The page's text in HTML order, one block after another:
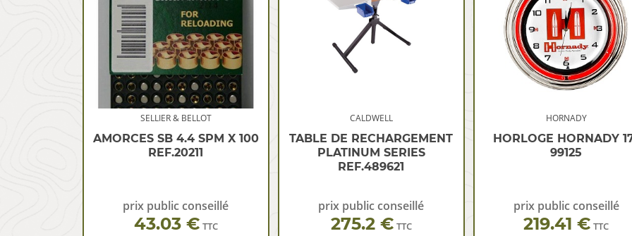
SELLIER & BELLOT
AMORCES SB 4.4 SPM X 100
REF.20211
prix public conseillé
43.03 € TTC
CALDWELL
TABLE DE RECHARGEMENT
PLATINUM SERIES
REF.489621
prix public conseillé
275.2 € TTC
HORNADY
HORLOGE HORNADY
99125
prix public conseillé
219.41 € TTC